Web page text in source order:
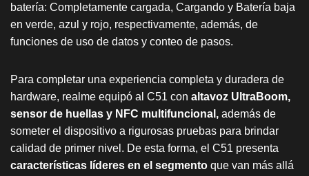
batería: Completamente cargada, Cargando y Batería baja
en verde, azul y rojo, respectivamente, además, de
funciones de uso de datos y conteo de pasos.
Para completar una experiencia completa y duradera de
hardware, realme equipó al C51 con altavoz UltraBoom,
sensor de huellas y NFC multifuncional, además de
someter el dispositivo a rigurosas pruebas para brindar
calidad de primer nivel. De esta forma, el C51 presenta
características líderes en el segmento que van más allá